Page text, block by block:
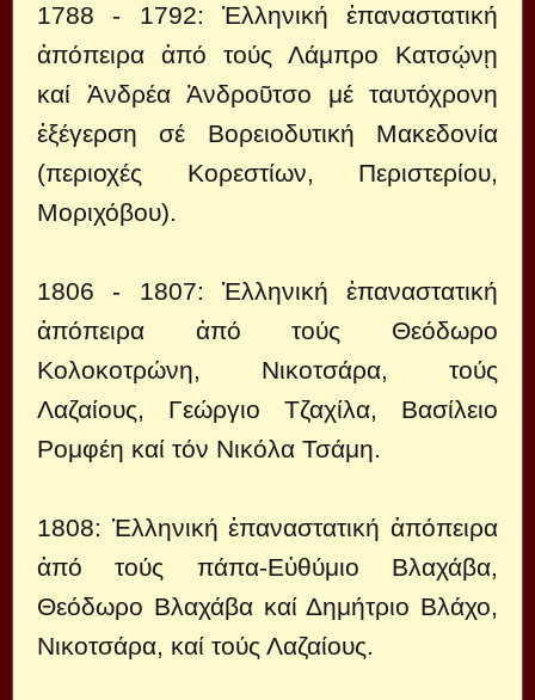
1788 - 1792: Ἑλληνική ἐπαναστατική
ἀπόπειρα ἀπό τούς Λάμπρο Κατσῴνῃ
καί Ἀνδρέα Ἀνδροῦτσο μέ ταυτόχρονη
ἐξέγερση σέ Βορειοδυτική Μακεδονία
(περιοχές Κορεστίων, Περιστερίου,
Μοριχόβου).
1806 - 1807: Ἑλληνική ἐπαναστατική
ἀπόπειρα ἀπό τούς Θεόδωρο
Κολοκοτρώνη, Νικοτσάρα, τούς
Λαζαίους, Γεώργιο Τζαχίλα, Βασίλειο
Ρομφέη καί τόν Νικόλα Τσάμη.
1808: Ἑλληνική ἐπαναστατική ἀπόπειρα
ἀπό τούς πάπα-Εὐθύμιο Βλαχάβα,
Θεόδωρο Βλαχάβα καί Δημήτριο Βλάχο,
Νικοτσάρα, καί τούς Λαζαίους.